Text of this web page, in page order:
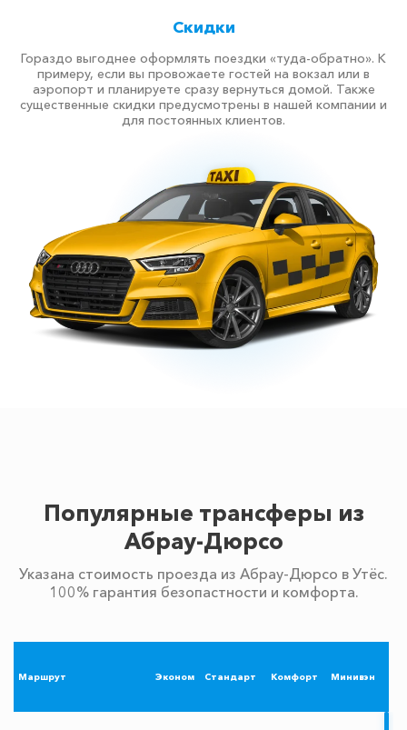
Скидки
Гораздо выгоднее оформлять поездки «туда-обратно». К
примеру, если вы провожаете гостей на вокзал или в
аэропорт и планируете сразу вернуться домой. Также
существенные скидки предусмотрены в нашей компании и
для постоянных клиентов.
Популярные трансферы из
Абрау-Дюрсо
Указана стоимость проезда из Абрау-Дюрсо в Утёс.
100% гарантия безопастности и комфорта.
Маршрут Эконом Стандарт Комфорт Минивэн